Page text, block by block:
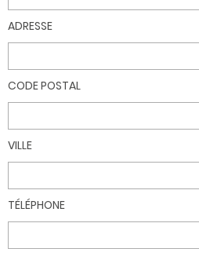
ADRESSE
CODE POSTAL
VILLE
TÉLÉPHONE